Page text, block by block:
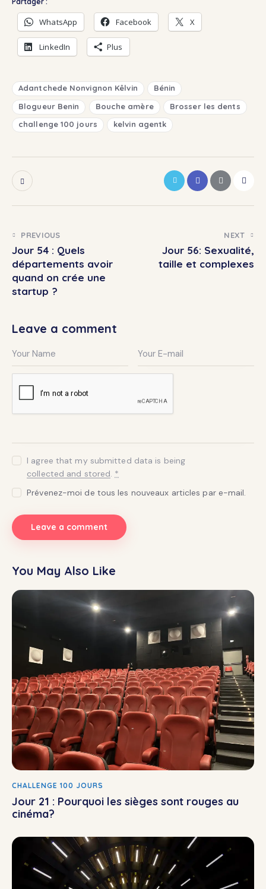
WhatsApp Facebook X
LinkedIn Plus
Adantchede Nonvignon Kêlvin
Bénin
Blogueur Benin
Bouche amère
Brosser les dents
challenge 100 jours
kelvin agentk
PREVIOUS
Jour 54 : Quels
départements avoir
quand on crée une
startup ?
NEXT
Jour 56: Sexualité,
taille et complexes
Leave a comment
I agree that my submitted data is being
collected and stored. *
Prévenez-moi de tous les nouveaux articles par e-mail.
You May Also Like
CHALLENGE 100 JOURS
Jour 21 : Pourquoi les sièges sont rouges au
cinéma?